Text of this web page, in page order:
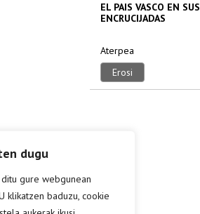
dugu
gure webgunean
klikatzen baduzu, cookie
EL PAIS VASCO EN SUS
ENCRUCIJADAS
Aterpea
Erosi